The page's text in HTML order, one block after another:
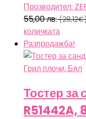
Прозводител:
55,00лв.
количката
Разпродажба!
Тостер за
R51442A,